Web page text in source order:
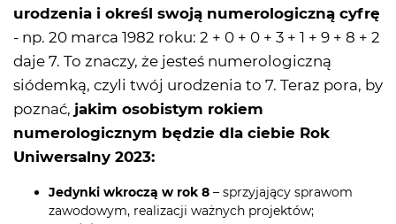
urodzenia i określ swoją numerologiczną cyfrę
- np. 20 marca 1982 roku: 2 + 0 + 0 + 3 + 1 + 9 + 8 + 2
daje 7. To znaczy, że jesteś numerologiczną
siódemką, czyli twój urodzenia to 7. Teraz pora, by
poznać, jakim osobistym rokiem
numerologicznym będzie dla ciebie Rok
Uniwersalny 2023:
Jedynki wkroczą w rok 8 – sprzyjający sprawom
zawodowym, realizacji ważnych projektów;